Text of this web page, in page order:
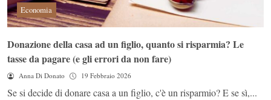
Economia
Donazione della casa ad un figlio, quanto si risparmia? Le
tasse da pagare (e gli errori da non fare)
Anna Di Donato 19 Febbraio 2026
Se si decide di donare casa a un figlio, c'è un risparmio? E se sì,...